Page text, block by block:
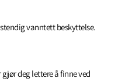
vanntett beskyttelse.
deg lettere å finne ved